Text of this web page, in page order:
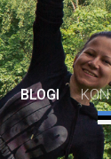
BLOGI